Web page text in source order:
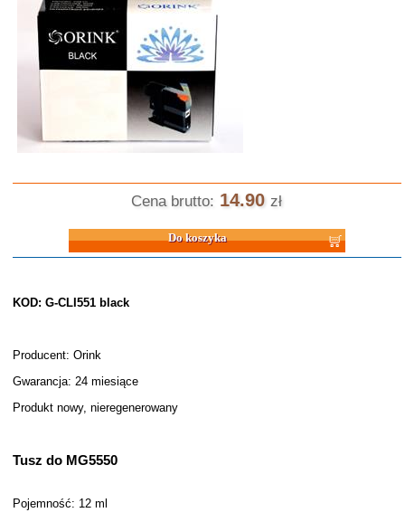
Cena brutto: 14.90 zł
Do koszyka
KOD: G-CLI551 black
Producent: Orink
Gwarancja: 24 miesiące
Produkt nowy, nieregenerowany
Tusz do MG5550
Pojemność: 12 ml